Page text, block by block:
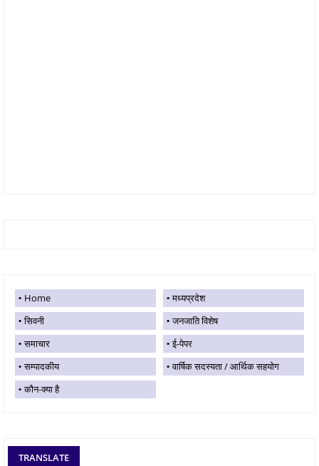
Home
मध्यप्रदेश
सिवनी
जनजाति विशेष
समाचार
ई-पेपर
सम्पादकीय
वार्षिक सदस्यता / आर्थिक सहयोग
कौन-क्या है
TRANSLATE